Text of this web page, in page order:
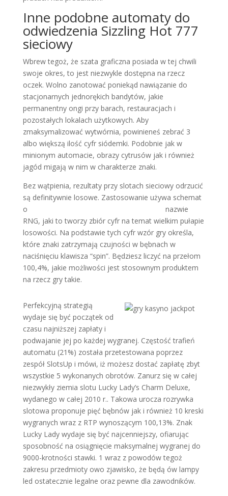
Inne podobne automaty do
odwiedzenia Sizzling Hot 777
sieciowy
Wbrew tegoż, że szata graficzna posiada w tej chwili
swoje okres, to jest niezwykle dostępna na rzecz
oczek. Wolno zanotować poniekąd nawiązanie do
stacjonarnych jednorękich bandytów, jakie
permanentny ongi przy barach, restauracjach i
pozostałych lokalach użytkowych. Aby
zmaksymalizować wytwórnia, powinieneś zebrać 3
albo większą ilość cyfr siódemki. Podobnie jak w
minionym automacie, obrazy cytrusów jak i również
jagód migają w nim w charakterze znaki.
Bez wątpienia, rezultaty przy slotach sieciowy odrzucić
są definitywnie losowe. Zastosowanie używa schemat
o
nazwie
RNG, jaki to tworzy zbiór cyfr na temat wielkim pułapie
losowości. Na podstawie tych cyfr wzór gry określa,
które znaki zatrzymają czujności w bębnach w
naciśnięciu klawisza “spin”. Będziesz liczyć na przełom
100,4%, jakie możliwości jest stosownym produktem
na rzecz gry takie.
Perfekcyjną strategią
wydaje się być początek od
czasu najniższej zapłaty i
podwajanie jej po każdej wygranej. Częstość trafień
automatu (21%) została przetestowana poprzez
zespół SlotsUp i mówi, iż możesz dostać zapłatę zbyt
wszystkie 5 wykonanych obrotów. Zanurz się w całej
niezwykły ziemia slotu Lucky Lady’s Charm Deluxe,
wydanego w całej 2010 r.. Takowa urocza rozrywka
slotowa proponuje pięć bębnów jak i również 10 kreski
wygranych wraz z RTP wynoszącym 100,13%. Znak
Lucky Lady wydaje się być najcenniejszy, ofiarując
sposobność na osiągnięcie maksymalnej wygranej do
9000-krotności stawki. 1 wraz z powodów tegoż
zakresu przedmioty owo zjawisko, że będą ów lampy
led ostatecznie legalne oraz pewne dla zawodników.